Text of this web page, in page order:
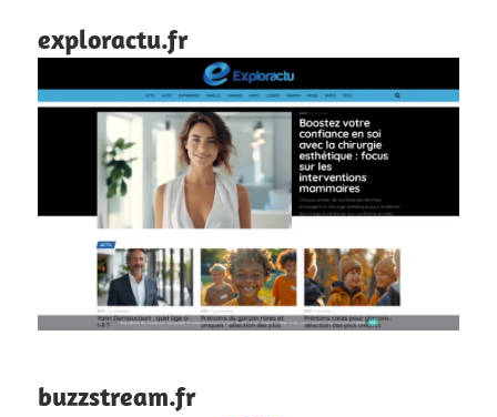
exploractu.fr
buzzstream.fr